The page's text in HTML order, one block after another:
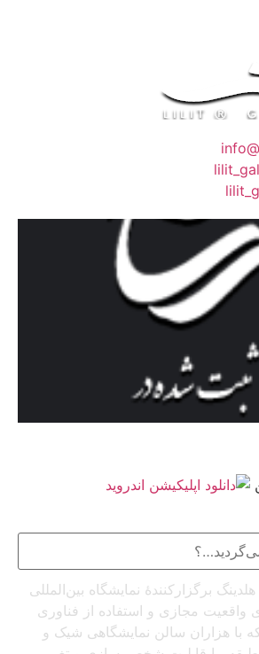
برگزارکنندهٔ نمایشگاه بین‌المللی
واقعیت مجازی و استفاده از فناوری
هزاران سالن نمایشگاهی شیک و